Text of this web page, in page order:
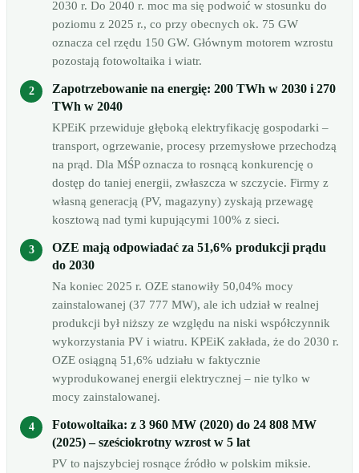
2030 r. Do 2040 r. moc ma się podwoić w stosunku do
poziomu z 2025 r., co przy obecnych ok. 75 GW
oznacza cel rzędu 150 GW. Głównym motorem wzrostu
pozostają fotowoltaika i wiatr.
Zapotrzebowanie na energię: 200 TWh w 2030 i 270
TWh w 2040
KPEiK przewiduje głęboką elektryfikację gospodarki –
transport, ogrzewanie, procesy przemysłowe przechodzą
na prąd. Dla MŚP oznacza to rosnącą konkurencję o
dostęp do taniej energii, zwłaszcza w szczycie. Firmy z
własną generacją (PV, magazyny) zyskają przewagę
kosztową nad tymi kupującymi 100% z sieci.
OZE mają odpowiadać za 51,6% produkcji prądu
do 2030
Na koniec 2025 r. OZE stanowiły 50,04% mocy
zainstalowanej (37 777 MW), ale ich udział w realnej
produkcji był niższy ze względu na niski współczynnik
wykorzystania PV i wiatru. KPEiK zakłada, że do 2030 r.
OZE osiągną 51,6% udziału w faktycznie
wyprodukowanej energii elektrycznej – nie tylko w
mocy zainstalowanej.
Fotowoltaika: z 3 960 MW (2020) do 24 808 MW
(2025) – sześciokrotny wzrost w 5 lat
PV to najszybciej rosnące źródło w polskim miksie.